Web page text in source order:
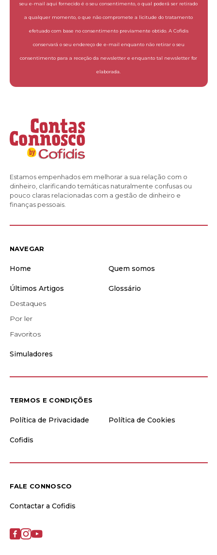
seu e-mail aqui fornecido é o seu consentimento, o qual poderá ser retirado
a qualquer momento, o que não compromete a licitude do tratamento
efetuado com base no consentimento previamente obtido. A Cofidis
conservará o seu endereço de e-mail enquanto não retirar o seu
consentimento para a receção da newsletter e enquanto tal newsletter for
elaborada.
Estamos empenhados em melhorar a sua relação com o
dinheiro, clarificando temáticas naturalmente confusas ou
pouco claras relacionadas com a gestão de dinheiro e
finanças pessoais.
NAVEGAR
Home Quem somos
Últimos Artigos
Destaques
Por ler
Favoritos
Glossário
Simuladores
TERMOS E CONDIÇÕES
Política de Privacidade Política de Cookies
Cofidis
FALE CONNOSCO
Contactar a Cofidis